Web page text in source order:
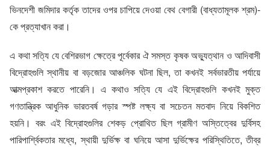
ভিনদেশী জমিদার কর্তৃক তাদের ওপর চাপিয়ে দেওয়া বেথ বেগারী (বাধ্যতামূলক শ্রম)-
কে প্রত্যাখান করা।
এ কথা সত্যি যে বেশিরভাগ ক্ষেত্রে পূর্বেকার ঐ সমস্ত কৃষক অভ্যুত্থান ও আদিবাসী
বিদ্রোহগুলি স্থানীয় বা বড়জোর আঞ্চলিক ঘটনা ছিল, তা কখনই সর্বভারতীয় পর্যায়ে
আত্মপ্রকাশ করতে পারেনি। এ কথাও সত্যি যে এই বিদ্রোহগুলি কখনই মুক্ত
গণতান্ত্রিক আধুনিক ভারতবর্ষ গড়ার স্পষ্ট লক্ষ্য বা সচেতন মতবাদ নিয়ে বিকশিত
হয়নি। বরং এই বিদ্রোহগুলির শেকড় প্রোথিত ছিল গ্রামীণ অস্তিত্বের দুর্বিসহ
পারিপার্শ্বিকতার মধ্যে, স্থায়ী দুর্ভিক্ষ বা ঘনিয়ে আসা দুর্ভিক্ষের পরিস্থিতিতে, তীব্র